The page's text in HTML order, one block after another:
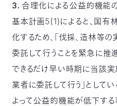
3. 合理化による公益的機能
基本計画5(1)によると、国有
化するため、「伐採、造林等
委託して行うことを緊急に推
できるだけ早い時期に当該
業者に委託して行う」として
よって公益的機能が低下する